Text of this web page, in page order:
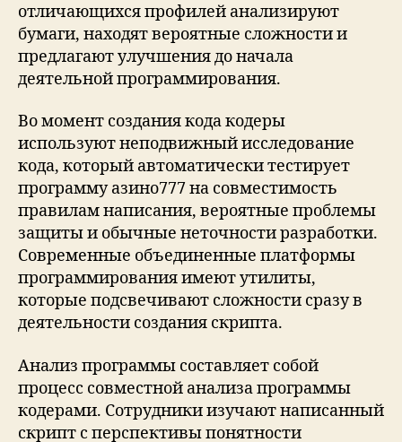
отличающихся профилей анализируют
бумаги, находят вероятные сложности и
предлагают улучшения до начала
деятельной программирования.
Во момент создания кода кодеры
используют неподвижный исследование
кода, который автоматически тестирует
программу азино777 на совместимость
правилам написания, вероятные проблемы
защиты и обычные неточности разработки.
Современные объединенные платформы
программирования имеют утилиты,
которые подсвечивают сложности сразу в
деятельности создания скрипта.
Анализ программы составляет собой
процесс совместной анализа программы
кодерами. Сотрудники изучают написанный
скрипт с перспективы понятности